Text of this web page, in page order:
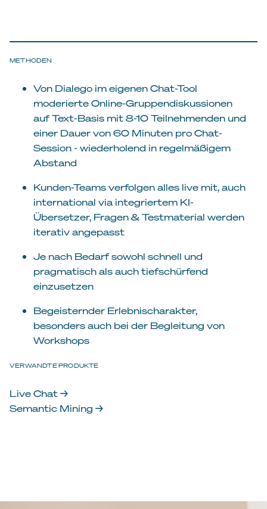
METHODEN
Von Dialego im eigenen Chat-Tool
moderierte Online-Gruppendiskussionen
auf Text-Basis mit 8-10 Teilnehmenden und
einer Dauer von 60 Minuten pro Chat-
Session - wiederholend in regelmäßigem
Abstand
Kunden-Teams verfolgen alles live mit, auch
international via integriertem KI-
Übersetzer, Fragen & Testmaterial werden
iterativ angepasst
Je nach Bedarf sowohl schnell und
pragmatisch als auch tiefschürfend
einzusetzen
Begeisternder Erlebnischarakter,
besonders auch bei der Begleitung von
Workshops
VERWANDTE PRODUKTE
Live Chat →
Semantic Mining →